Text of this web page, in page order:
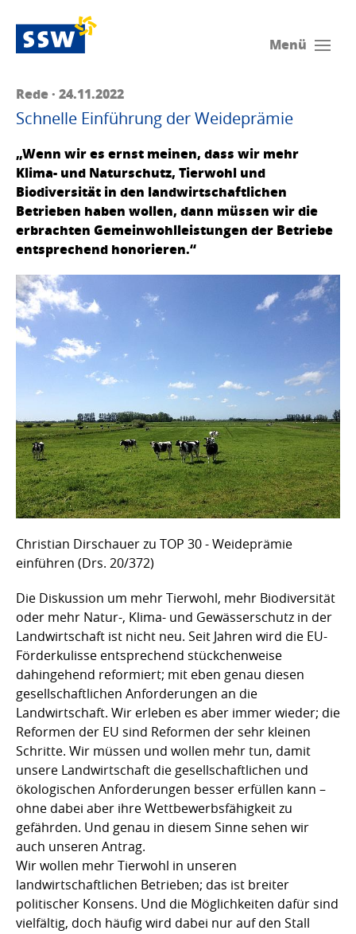
Menü
Rede · 24.11.2022
Schnelle Einführung der Weideprämie
„Wenn wir es ernst meinen, dass wir mehr
Klima- und Naturschutz, Tierwohl und
Biodiversität in den landwirtschaftlichen
Betrieben haben wollen, dann müssen wir die
erbrachten Gemeinwohlleistungen der Betriebe
entsprechend honorieren.“
Christian Dirschauer zu TOP 30 - Weideprämie
einführen (Drs. 20/372)
Die Diskussion um mehr Tierwohl, mehr Biodiversität
oder mehr Natur-, Klima- und Gewässerschutz in der
Landwirtschaft ist nicht neu. Seit Jahren wird die EU-
Förderkulisse entsprechend stückchenweise
dahingehend reformiert; mit eben genau diesen
gesellschaftlichen Anforderungen an die
Landwirtschaft. Wir erleben es aber immer wieder; die
Reformen der EU sind Reformen der sehr kleinen
Schritte. Wir müssen und wollen mehr tun, damit
unsere Landwirtschaft die gesellschaftlichen und
ökologischen Anforderungen besser erfüllen kann –
ohne dabei aber ihre Wettbewerbsfähigkeit zu
gefährden. Und genau in diesem Sinne sehen wir
auch unseren Antrag.
Wir wollen mehr Tierwohl in unseren
landwirtschaftlichen Betrieben; das ist breiter
politischer Konsens. Und die Möglichkeiten dafür sind
vielfältig, doch häufig wird dabei nur auf den Stall